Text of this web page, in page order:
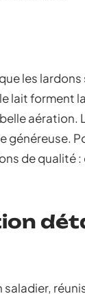
les lardons
lait forment
aération.
généreuse.
de qualité :
saladier,